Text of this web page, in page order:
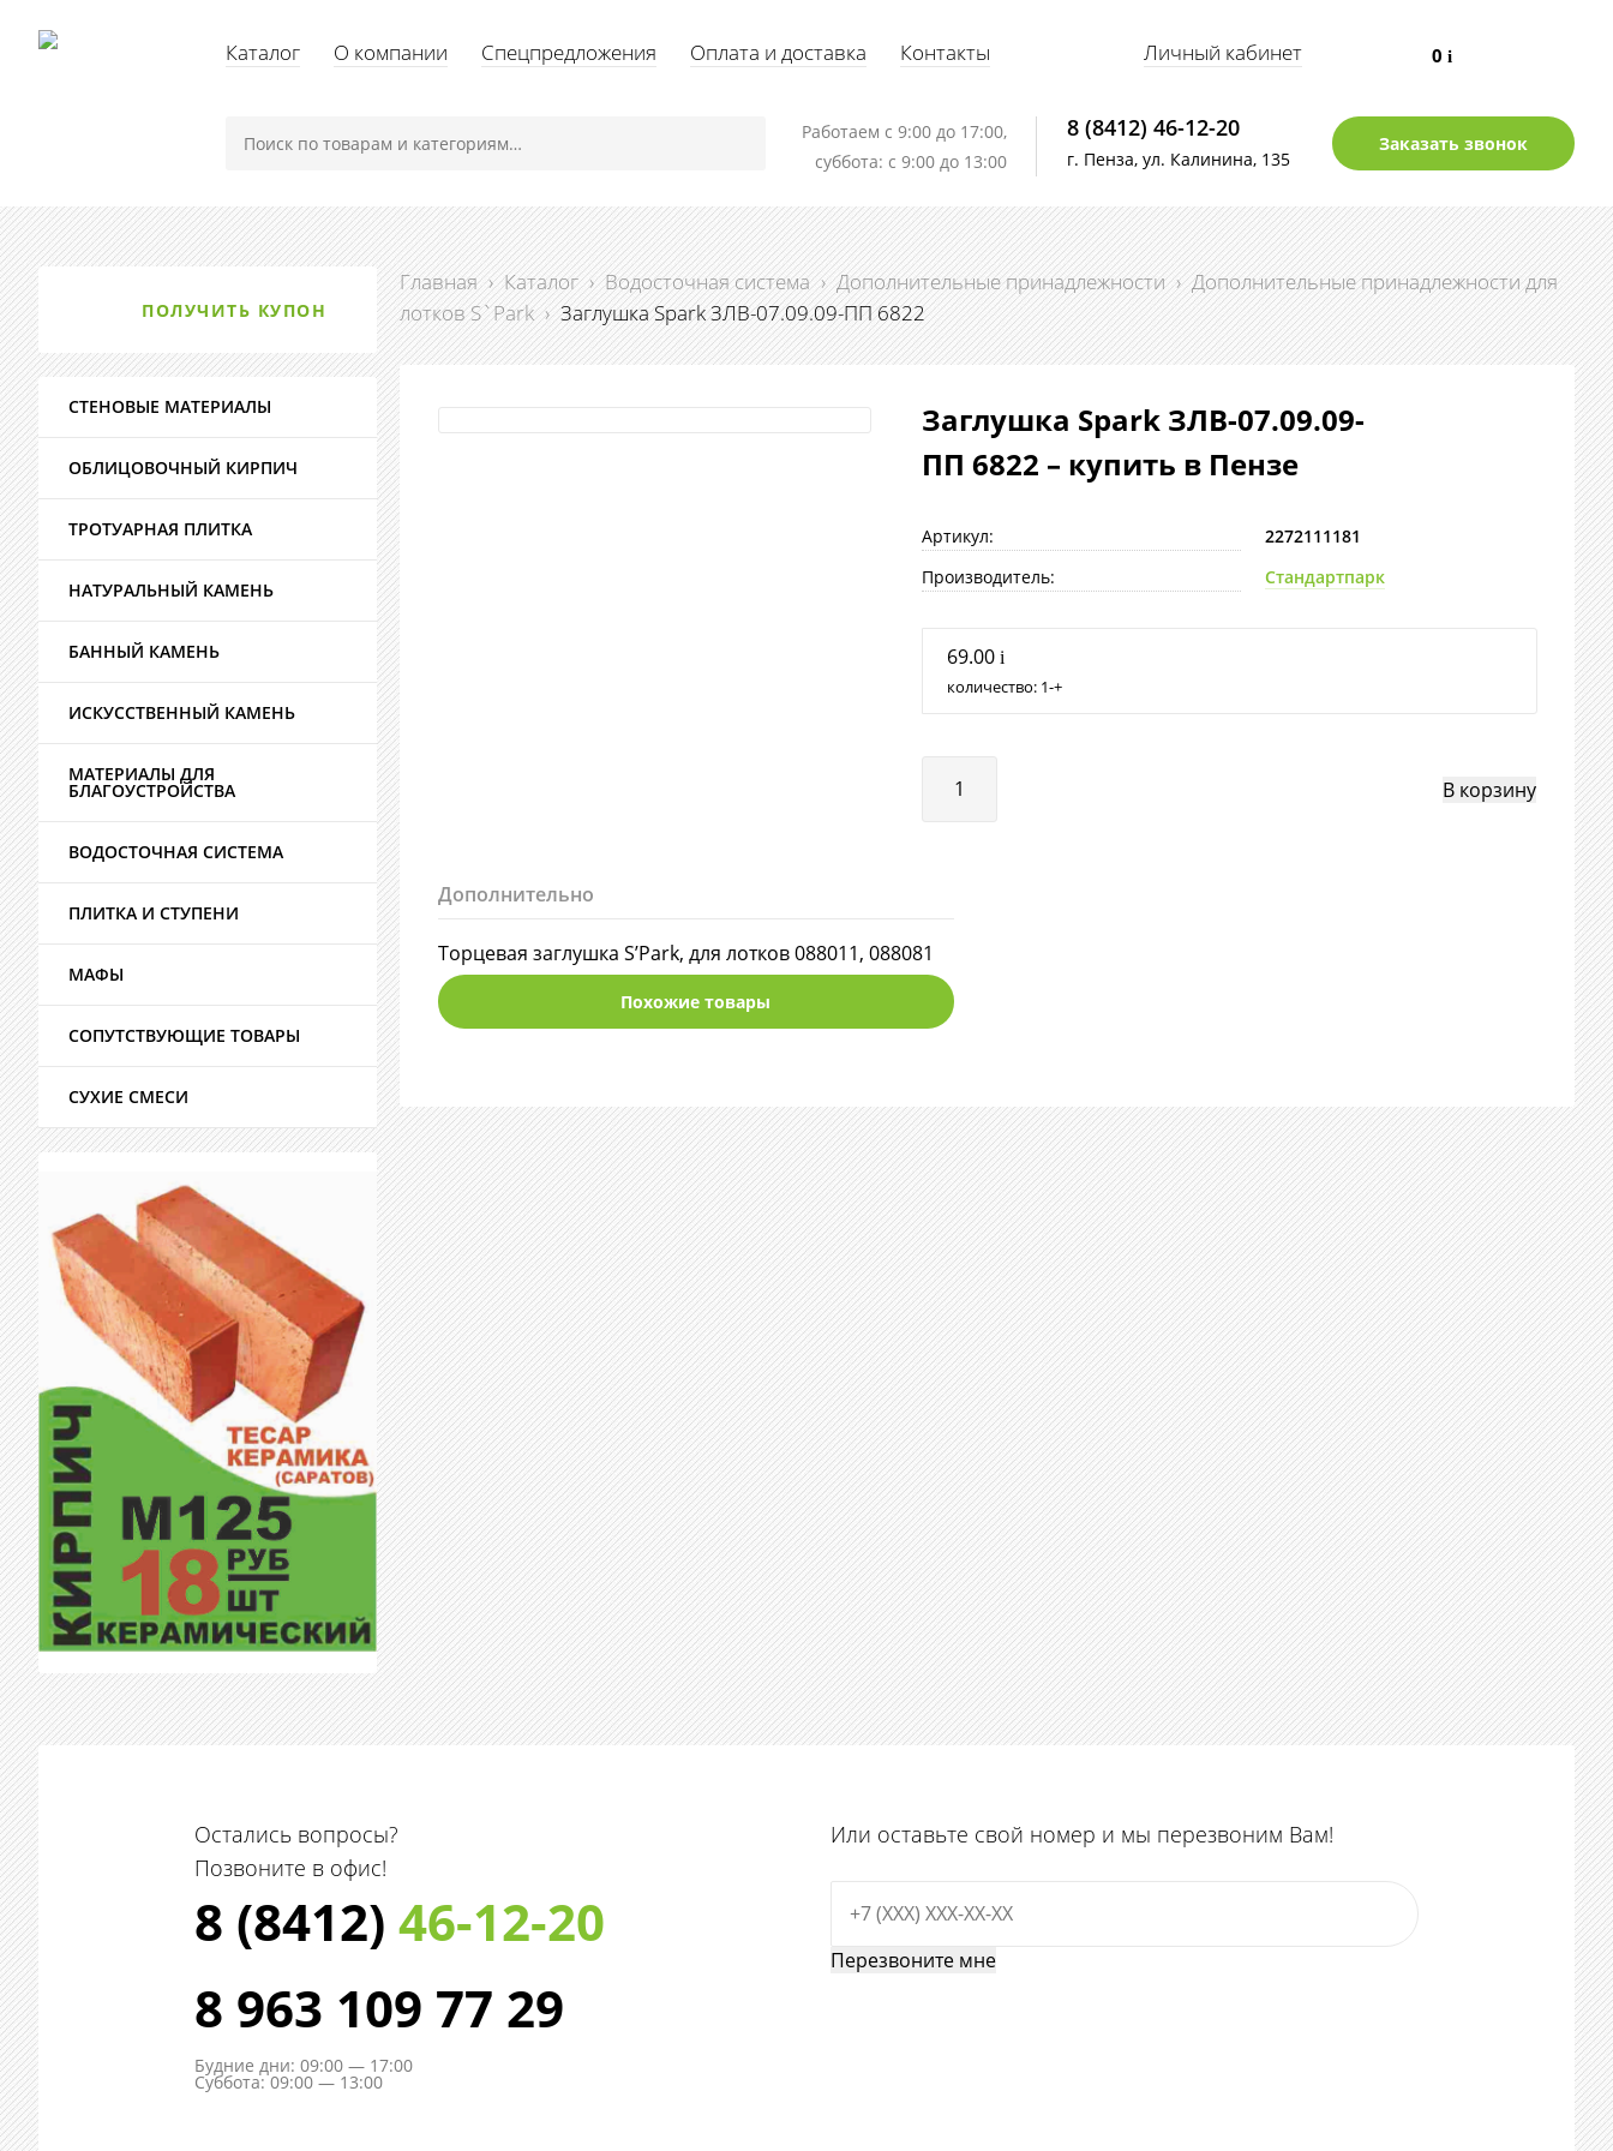
Каталог О компании Спецпредложения Оплата и доставка Контакты Личный кабинет 0i
Работаем c 9:00 до 17:00,
суббота: с 9:00 до 13:00
8 (8412) 46-12-20
г. Пенза, ул. Калинина, 135
Заказать звонок
Главная › Каталог › Водосточная система › Дополнительные принадлежности › Дополнительные принадлежности для
лотков S`Park › Заглушка Spark ЗЛВ-07.09.09-ПП 6822
Заглушка Spark ЗЛВ-07.09.09-
ПП 6822 – купить в Пензе
Артикул:
2272111181
Производитель:
Стандартпарк
69.00 i
количество: 1 +
Дополнительно
Торцевая заглушка S’Park, для лотков 088011, 088081
Похожие товары
ПОЛУЧИТЬ КУПОН
СТЕНОВЫЕ МАТЕРИАЛЫ
ОБЛИЦОВОЧНЫЙ КИРПИЧ
ТРОТУАРНАЯ ПЛИТКА
НАТУРАЛЬНЫЙ КАМЕНЬ
БАННЫЙ КАМЕНЬ
ИСКУССТВЕННЫЙ КАМЕНЬ
МАТЕРИАЛЫ ДЛЯ
БЛАГОУСТРОЙСТВА
ВОДОСТОЧНАЯ СИСТЕМА
ПЛИТКА И СТУПЕНИ
МАФЫ
СОПУТСТВУЮЩИЕ ТОВАРЫ
СУХИЕ СМЕСИ
Остались вопросы?
Позвоните в офис!
8 (8412) 46-12-20
8 963 109 77 29
Будние дни: 09:00 — 17:00
Суббота: 09:00 — 13:00
Или оставьте свой номер и мы перезвоним Вам!